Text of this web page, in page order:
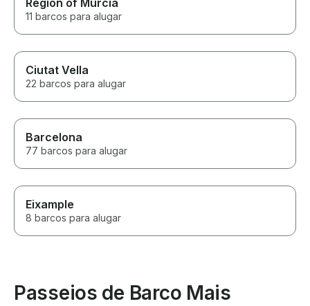
Region of Murcia
11 barcos para alugar
Ciutat Vella
22 barcos para alugar
Barcelona
77 barcos para alugar
Eixample
8 barcos para alugar
Passeios de Barco Mais